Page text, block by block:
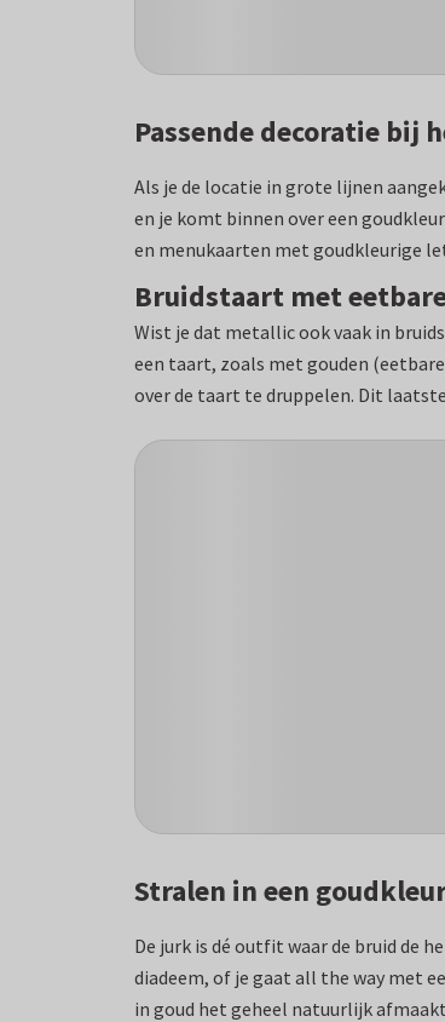
Passende decoratie bij
Als je de locatie in grote lijnen
en je komt binnen over een
en menukaarten met goudkleurige
Bruidstaart met
Wist je dat metallic ook vaak in
een taart, zoals met gouden
over de taart te druppelen. Dit
Stralen in een
De jurk is dé outfit waar de bruid de
diadeem, of je gaat all the way met
in goud het geheel natuurlijk